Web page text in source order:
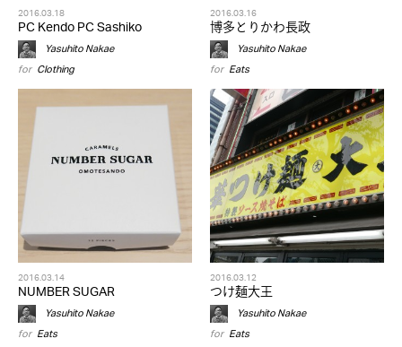
2016.03.18
PC Kendo PC Sashiko
Yasuhito Nakae
for Clothing
2016.03.16
博多とりかわ長政
Yasuhito Nakae
for Eats
2016.03.14
NUMBER SUGAR
Yasuhito Nakae
for Eats
2016.03.12
つけ麺大王
Yasuhito Nakae
for Eats